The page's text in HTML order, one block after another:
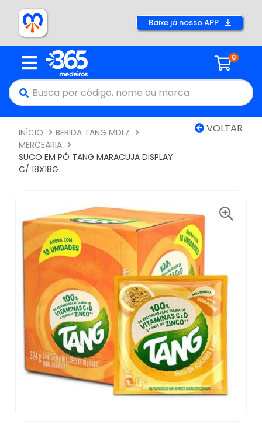
Baixe já nosso APP
0
VOLTAR
INÍCIO
BEBIDA TANG MDLZ
MERCEARIA
SUCO EM PÓ TANG MARACUJA DISPLAY
C/ 18X18G